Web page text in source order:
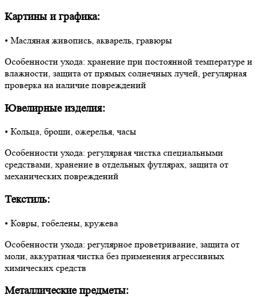
Картины и графика:
• Масляная живопись, акварель, гравюры
Особенности ухода: хранение при постоянной температуре и
влажности, защита от прямых солнечных лучей, регулярная
проверка на наличие повреждений
Ювелирные изделия:
• Кольца, броши, ожерелья, часы
Особенности ухода: регулярная чистка специальными
средствами, хранение в отдельных футлярах, защита от
механических повреждений
Текстиль:
• Ковры, гобелены, кружева
Особенности ухода: регулярное проветривание, защита от
моли, аккуратная чистка без применения агрессивных
химических средств
Металлические предметы: